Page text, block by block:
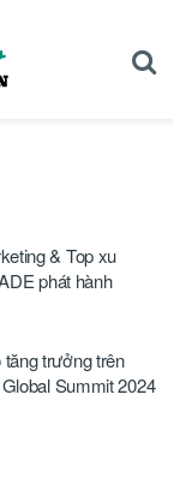
& Top xu
phát hành
trưởng trên
Summit 2024